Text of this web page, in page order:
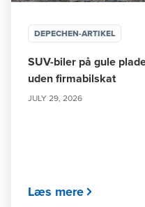
DEPECHEN-ARTIKEL
SUV-biler på gule
uden firmabilskat
JULY 29, 2026
Læs mere